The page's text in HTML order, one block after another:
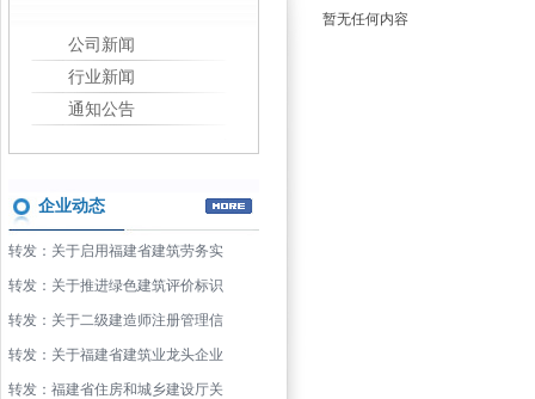
公司新闻
行业新闻
通知公告
企业动态
转发：关于启用福建省建筑劳务实
转发：关于推进绿色建筑评价标识
转发：关于二级建造师注册管理信
转发：关于福建省建筑业龙头企业
转发：福建省住房和城乡建设厅关
暂无任何内容